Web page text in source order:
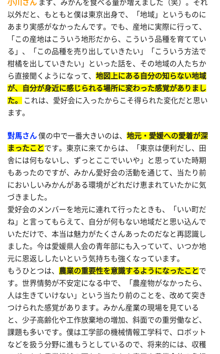
小川さん まず、みかんを食べる量が増えました（笑）。それ
以外だと、もともと僕は東京出身で、「地域」というものに
あまり実感がなかったんです。でも、産地に実際に行って、
「この産地はこういう地形だから、こういう品種を育ててい
る」、「この品種を売り出していきたい」「こういう方法で
柑橘を出していきたい」といった話を、その地域の人たちか
ら直接聞くようになって、 地図上にある自分の知らない地域
が、自分が身近に感じられる場所に変わった感覚がありまし
た。
これは、愛好会に入ったからこそ得られた変化だと思い
ます。
對馬さん 僕の中で一番大きいのは、 地元・愛媛への愛着が深
まったこと です。東京に来てからは、「東京は便利だし、田
舎には何もないし、ずっとここでいいや」と思っていた時期
もあったのですが、みかん愛好会の活動を通じて、当たり前
においしいみかんがある環境がどれだけ恵まれていたかに気
づきました。
愛好会のメンバーを地元に連れて行ったときも、「いい町だ
ね」と言ってもらえて、自分が何もない地域だと思い込んで
いただけで、本当は魅力がたくさんあったのだなと再認識し
ました。今は愛媛県人会の青年部にも入っていて、いつか地
元に恩返ししたいという気持ちも強くなっています。
もうひとつは、 農業の重要性を意識するようになったこと で
す。世界情勢が不安定になる中で、「農産物がなかったら、
人は生きていけない」という当たり前のことを、改めて突き
つけられた感覚があります。みかん産業の現場を見ている
と、少子高齢化や工作放棄地の増加、斜面での重労働など、
課題も多いです。僕は工学部の機械情報工学科で、ロボット
などを扱う分野に進もうとしているので、将来的には、収穫